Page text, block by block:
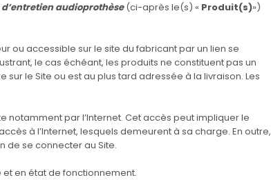
audioprothèse(ci-après le(s) « Produit(s)»)
ou accessible sur le site du fabricant par un lien se
le cas échéant, les produits ne constituent pas un
le Site ou est au plus tard adressée à la livraison. Les
par l’Internet. Cet accès peut impliquer le
à l’Internet, lesquels demeurent à sa charge. En outre,
de se connecter au Site.
et en état de fonctionnement.